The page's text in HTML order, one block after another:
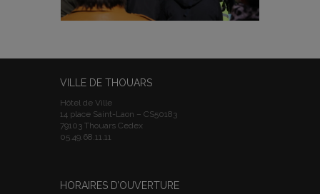
VILLE DE THOUARS
Hôtel de Ville
14 place Saint-Laon – CS50183
79103 Thouars Cedex
05.49.68.11.11
HORAIRES D’OUVERTURE